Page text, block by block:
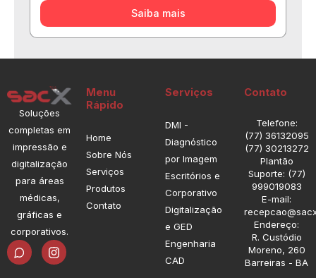
Saiba mais
Soluções
completas em
impressão e
digitalização
para áreas
médicas,
gráficas e
corporativos.
I
n
s
Menu
Rápido
Home
Sobre Nós
Serviços
Produtos
Contato
Serviços
DMI -
Diagnóstico
por Imagem
Escritórios e
Corporativo
Digitalização
e GED
Engenharia
CAD
Contato
Telefone:
(77) 36132095
(77) 30213272
Plantão
Suporte: (77)
999019083
E-mail:
Endereço:
R. Custódio
Moreno, 260
Barreiras - BA